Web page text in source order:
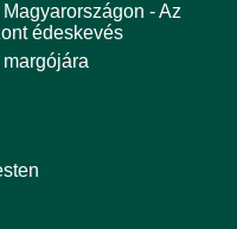
- Az
édeskevés